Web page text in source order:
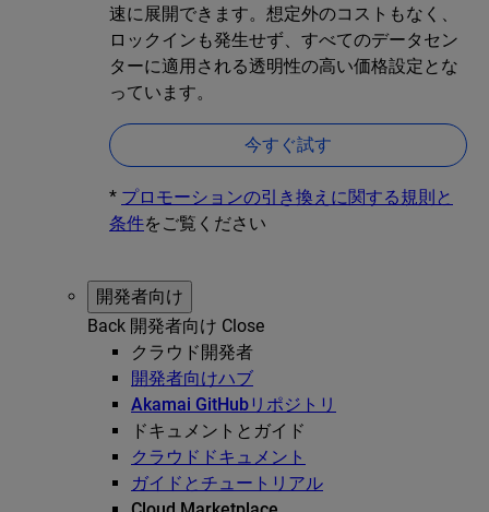
速に展開できます。想定外のコストもなく、
ロックインも発生せず、すべてのデータセン
ターに適用される透明性の高い価格設定とな
っています。
今すぐ試す
* プロモーションの引き換えに関する規則と
条件をご覧ください
開発者向け
Back 開発者向け Close
クラウド開発者
開発者向けハブ
Akamai GitHubリポジトリ
ドキュメントとガイド
クラウドドキュメント
ガイドとチュートリアル